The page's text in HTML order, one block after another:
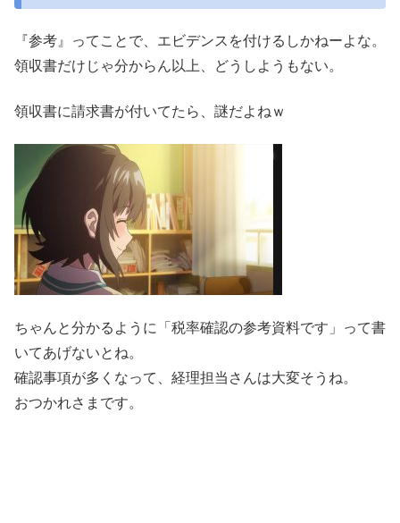
『参考』ってことで、エビデンスを付けるしかねーよな。
領収書だけじゃ分からん以上、どうしようもない。
領収書に請求書が付いてたら、謎だよねｗ
ちゃんと分かるように「税率確認の参考資料です」って書
いてあげないとね。
確認事項が多くなって、経理担当さんは大変そうね。
おつかれさまです。